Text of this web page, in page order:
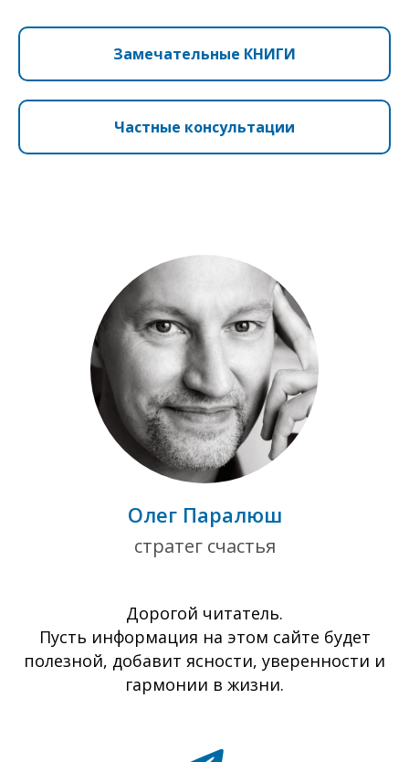
Замечательные КНИГИ
Частные консультации
Олег Паралюш
стратег счастья
Дорогой читатель.
Пусть информация на этом сайте будет
полезной, добавит ясности, уверенности и
гармонии в жизни.